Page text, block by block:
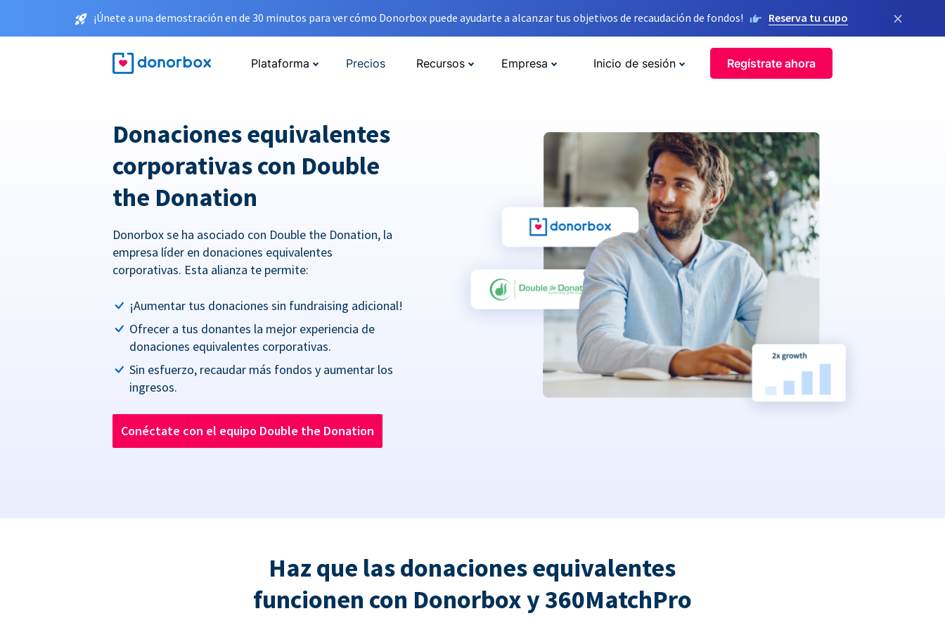
¡Únete a una demostración en de 30 minutos para ver cómo Donorbox puede ayudarte a alcanzar tus objetivos de recaudación de fondos! Reserva tu cupo ×
Plataforma Precios Recursos Empresa Inicio de sesión Regístrate ahora
Donaciones equivalentes
corporativas con Double
the Donation
Donorbox se ha asociado con Double the Donation, la
empresa líder en donaciones equivalentes
corporativas. Esta alianza te permite:
¡Aumentar tus donaciones sin fundraising adicional!
Ofrecer a tus donantes la mejor experiencia de
donaciones equivalentes corporativas.
Sin esfuerzo, recaudar más fondos y aumentar los
ingresos.
Conéctate con el equipo Double the Donation
Haz que las donaciones equivalentes
funcionen con Donorbox y 360MatchPro